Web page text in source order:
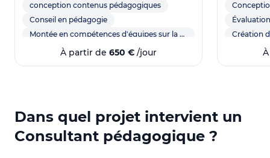
conception contenus pédagogiques
Conseil en pédagogie
Montée en compétences d'équipes sur la conception
Ingénierie pédagogique
À partir de 650 € /jour
Création
Gestion
Dans quel projet intervient un
Consultant pédagogique ?